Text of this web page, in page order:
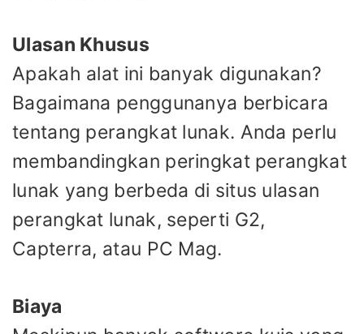
Ulasan Khusus
Apakah alat ini banyak digunakan?
Bagaimana penggunanya berbicara
tentang perangkat lunak. Anda perlu
membandingkan peringkat perangkat
lunak yang berbeda di situs ulasan
perangkat lunak, seperti G2,
Capterra, atau PC Mag.
Biaya